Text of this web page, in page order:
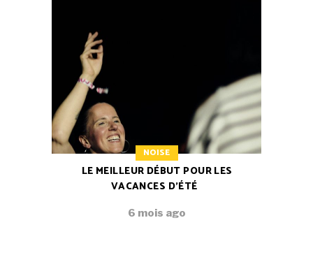
NOISE
LE MEILLEUR DÉBUT POUR LES
VACANCES D’ÉTÉ
6 mois ago